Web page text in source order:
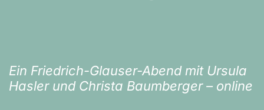
Ein Friedrich-Glauser-Abend mit Ursula
Hasler und Christa Baumberger – online